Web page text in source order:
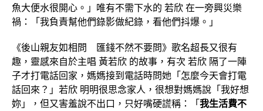
魚大便水很開心。」唯有不需下水的 若欣 在一旁興災樂
禍：「我負責幫他們錄影做紀錄，看他們抖爆。」
《後山親友如相問 匯錢不然不要問》歌名超長又很有
趣，靈感來自於主唱 黃若欣 的故事，有次 若欣 隔了一陣
子才打電話回家，媽媽接到電話時問她「怎麼今天會打電
話回來？」若欣 明明很思念家人，很想對媽媽說「我好想
妳」，但又害羞說不出口，只好嘴硬謊稱：「我生活費不